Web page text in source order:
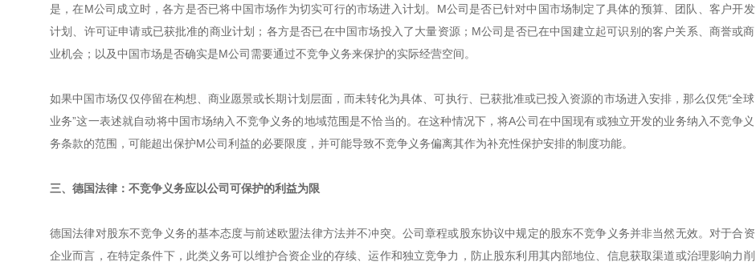
是，在M公司成立时，各方是否已将中国市场作为切实可行的市场进入计划。M公司是否已针对中国市场制定了具体的预算、团队、客户开发
计划、许可证申请或已获批准的商业计划；各方是否已在中国市场投入了大量资源；M公司是否已在中国建立起可识别的客户关系、商誉或商
业机会；以及中国市场是否确实是M公司需要通过不竞争义务来保护的实际经营空间。
如果中国市场仅仅停留在构想、商业愿景或长期计划层面，而未转化为具体、可执行、已获批准或已投入资源的市场进入安排，那么仅凭“全球
业务”这一表述就自动将中国市场纳入不竞争义务的地域范围是不恰当的。在这种情况下，将A公司在中国现有或独立开发的业务纳入不竞争义
务条款的范围，可能超出保护M公司利益的必要限度，并可能导致不竞争义务偏离其作为补充性保护安排的制度功能。
三、德国法律：不竞争义务应以公司可保护的利益为限
德国法律对股东不竞争义务的基本态度与前述欧盟法律方法并不冲突。公司章程或股东协议中规定的股东不竞争义务并非当然无效。对于合资
企业而言，在特定条件下，此类义务可以维护合资企业的存续、运作和独立竞争力，防止股东利用其内部地位、信息获取渠道或治理影响力削